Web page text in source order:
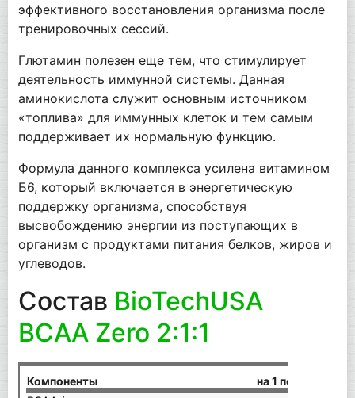
эффективного восстановления организма после
тренировочных сессий.
Глютамин полезен еще тем, что стимулирует
деятельность иммунной системы. Данная
аминокислота служит основным источником
«топлива» для иммунных клеток и тем самым
поддерживает их нормальную функцию.
Формула данного комплекса усилена витамином
Б6, который включается в энергетическую
поддержку организма, способствуя
высвобождению энергии из поступающих в
организм с продуктами питания белков, жиров и
углеводов.
Состав BioTechUSA
BCAA Zero 2:1:1
Компоненты
на 1 порцию (9 г)